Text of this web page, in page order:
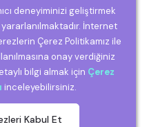
deneyiminizi geliştirmek
İnternet
Çerez Politikamız ile
onay verdiğiniz
bilgi almak için Çerez
inceleyebilirsiniz.
Kabul Et